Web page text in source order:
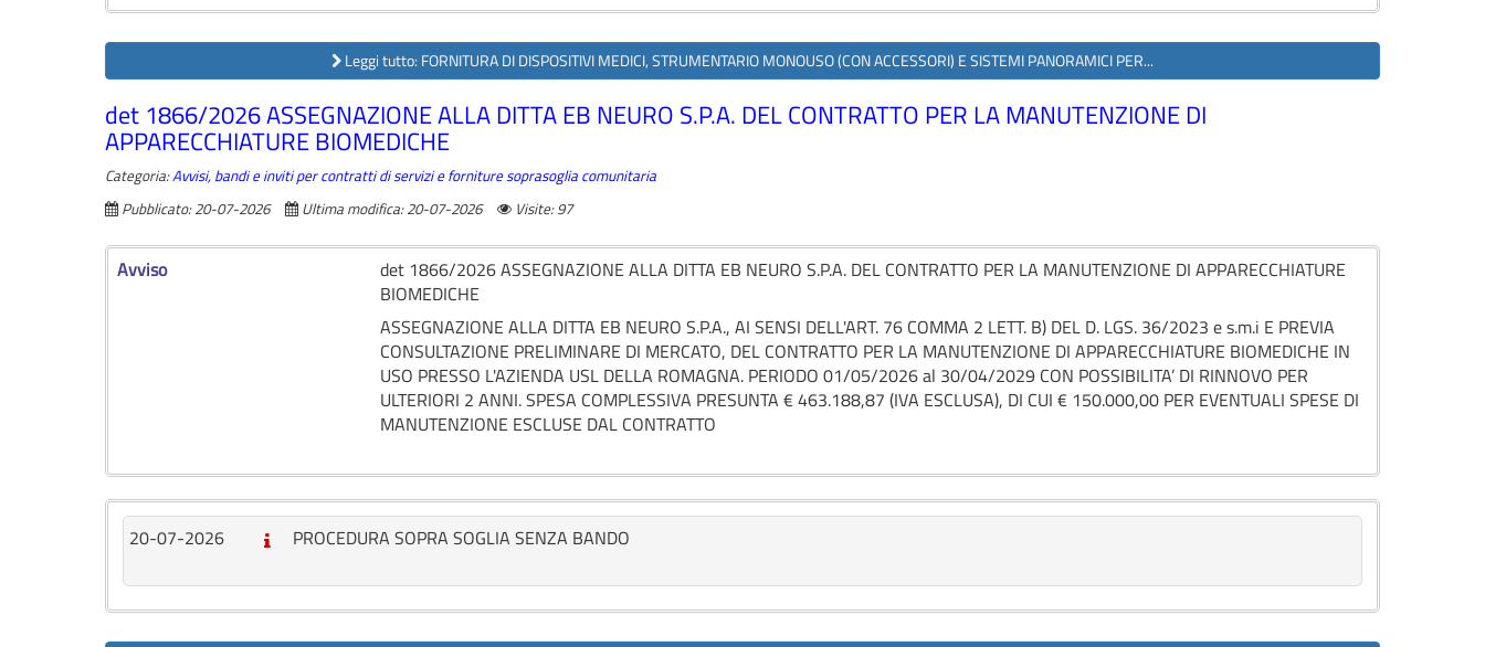
Leggi tutto: FORNITURA DI DISPOSITIVI MEDICI, STRUMENTARIO MONOUSO (CON ACCESSORI) E SISTEMI PANORAMICI PER...
det 1866/2026 ASSEGNAZIONE ALLA DITTA EB NEURO S.P.A. DEL CONTRATTO PER LA MANUTENZIONE DI
APPARECCHIATURE BIOMEDICHE
Categoria:Avvisi, bandi e inviti per contratti di servizi e forniture soprasoglia comunitaria
Pubblicato: 20-07-2026
Ultima modifica: 20-07-2026 Visite: 97
Avviso
det 1866/2026 ASSEGNAZIONE ALLA DITTA EB NEURO S.P.A. DEL CONTRATTO PER LA MANUTENZIONE DI APPARECCHIATURE
BIOMEDICHE
ASSEGNAZIONE ALLA DITTA EB NEURO S.P.A., AI SENSI DELL'ART. 76 COMMA 2 LETT. B) DEL D. LGS. 36/2023 e s.m.i E PREVIA
CONSULTAZIONE PRELIMINARE DI MERCATO, DEL CONTRATTO PER LA MANUTENZIONE DI APPARECCHIATURE BIOMEDICHE IN
USO PRESSO L'AZIENDA USL DELLA ROMAGNA. PERIODO 01/05/2026 al 30/04/2029 CON POSSIBILITA’ DI RINNOVO PER
ULTERIORI 2 ANNI. SPESA COMPLESSIVA PRESUNTA € 463.188,87 (IVA ESCLUSA), DI CUI € 150.000,00 PER EVENTUALI SPESE DI
MANUTENZIONE ESCLUSE DAL CONTRATTO
20-07-2026 PROCEDURA SOPRA SOGLIA SENZA BANDO